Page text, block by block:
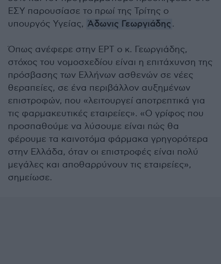
ΕΣΥ παρουσίασε το πρωί της Τρίτης ο
υπουργός Υγείας, Άδωνις Γεωργιάδης.
Όπως ανέφερε στην ΕΡΤ ο κ. Γεωργιάδης,
στόχος του νομοσχεδίου είναι η επιτάχυνση της
πρόσβασης των Ελλήνων ασθενών σε νέες
θεραπείες, σε ένα περιβάλλον αυξημένων
επιστροφών, που «λειτουργεί αποτρεπτικά για
τις φαρμακευτικές εταιρείες». «Ο γρίφος που
προσπαθούμε να λύσουμε είναι πώς θα
φέρουμε τα καινοτόμα φάρμακα γρηγορότερα
στην Ελλάδα, όταν οι επιστροφές είναι πολύ
μεγάλες και αποθαρρύνουν τις εταιρείες»,
σημείωσε.